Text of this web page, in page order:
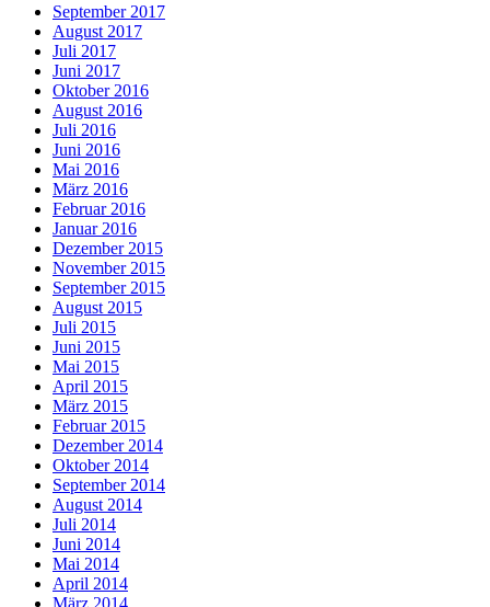
September 2017
August 2017
Juli 2017
Juni 2017
Oktober 2016
August 2016
Juli 2016
Juni 2016
Mai 2016
März 2016
Februar 2016
Januar 2016
Dezember 2015
November 2015
September 2015
August 2015
Juli 2015
Juni 2015
Mai 2015
April 2015
März 2015
Februar 2015
Dezember 2014
Oktober 2014
September 2014
August 2014
Juli 2014
Juni 2014
Mai 2014
April 2014
März 2014